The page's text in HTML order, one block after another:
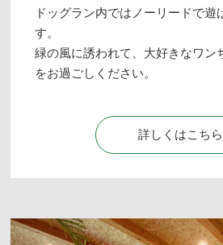
ドッグラン内ではノーリードで遊
す。
緑の風に誘われて、大好きなワン
をお過ごしください。
詳しくはこちら